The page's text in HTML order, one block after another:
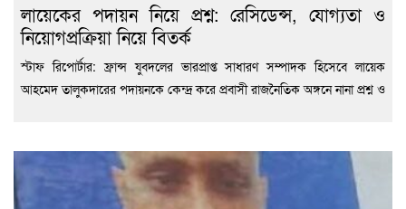
লায়েকের পদায়ন নিয়ে প্রশ্ন: রেসিডেন্স, যোগ্যতা ও
নিয়োগপ্রক্রিয়া নিয়ে বিতর্ক
স্টাফ রিপোর্টার: ফ্রান্স যুবদলের ভারপ্রাপ্ত সাধারণ সম্পাদক হিসেবে লায়েক
আহমেদ তালুকদারের পদায়নকে কেন্দ্র করে প্রবাসী রাজনৈতিক অঙ্গনে নানা প্রশ্ন ও